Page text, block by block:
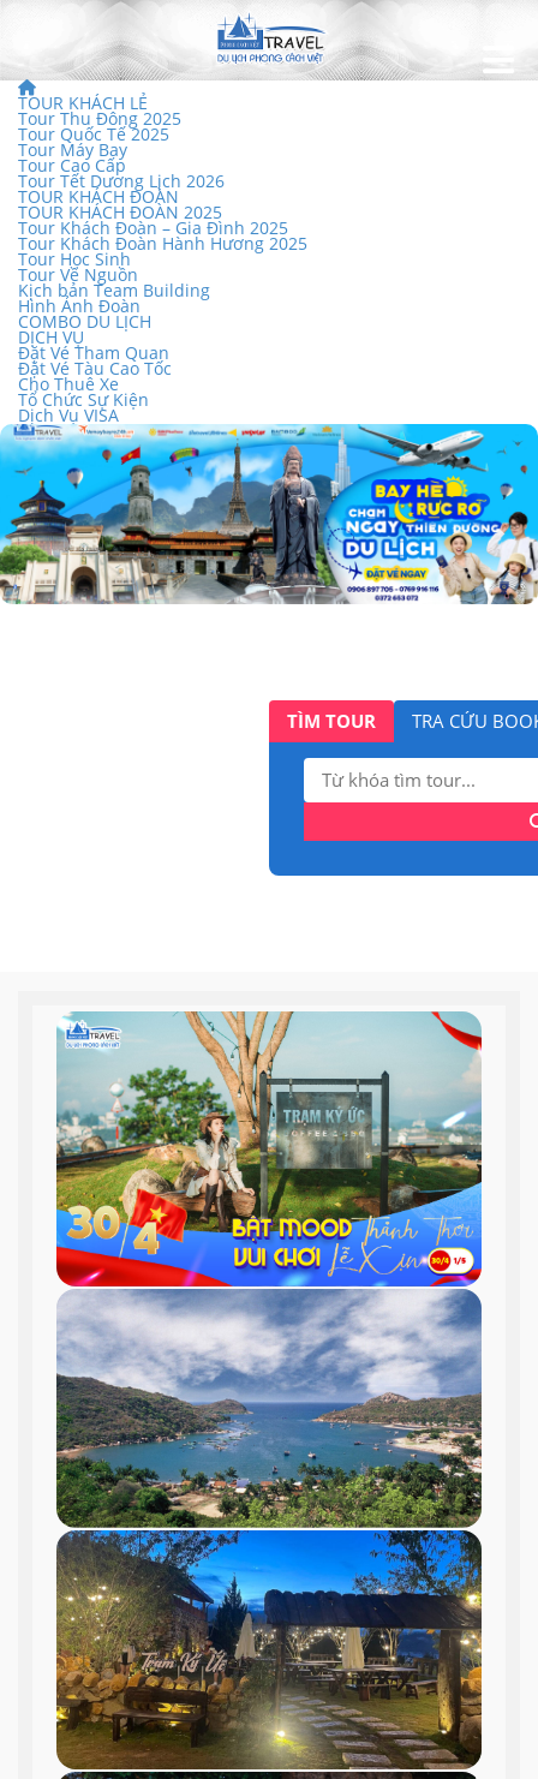
TOUR KHÁCH LẺ
Tour Thu Đông 2025
Tour Quốc Tế 2025
Tour Máy Bay
Tour Cao Cấp
Tour Tết Dương Lịch 2026
TOUR KHÁCH ĐOÀN
TOUR KHÁCH ĐOÀN 2025
Tour Khách Đoàn – Gia Đình 2025
Tour Khách Đoàn Hành Hương 2025
Tour Học Sinh
Tour Về Nguồn
Kịch bản Team Building
Hình Ảnh Đoàn
COMBO DU LỊCH
DỊCH VỤ
Đặt Vé Tham Quan
Đặt Vé Tàu Cao Tốc
Cho Thuê Xe
Tổ Chức Sự Kiện
Dịch Vụ VISA
TÌM TOUR TRA CỨU
Tìm
kiếm: